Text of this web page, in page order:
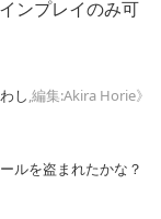
ンプレイのみ可
し ,編集:Akira Horie》
ルを盗まれたかな？